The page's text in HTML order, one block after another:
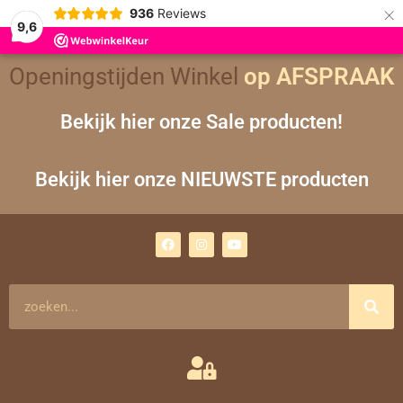
9,6
936 Reviews ×
Openingstijden Winkel op AFSPRAAK
Bekijk hier onze Sale producten!
Bekijk hier onze NIEUWSTE producten
a
c
n
s
m
o
u